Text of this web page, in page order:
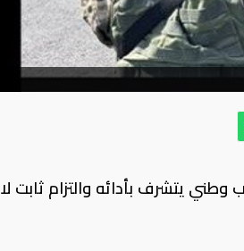
وطني يتشرف بأدائه والتزام ثابت لا